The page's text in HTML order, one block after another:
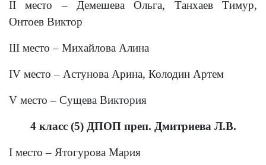
II
место – Демешева Ольга, Танхаев Тимур,
Онтоев Виктор
III место – Михайлова Алина
IV место – Астунова Арина, Колодин Артем
V место – Сущева Виктория
4 класс (5) ДПОП преп. Дмитриева Л.В.
I место – Ятогурова Мария